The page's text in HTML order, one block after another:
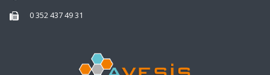
0 352 437 49 31